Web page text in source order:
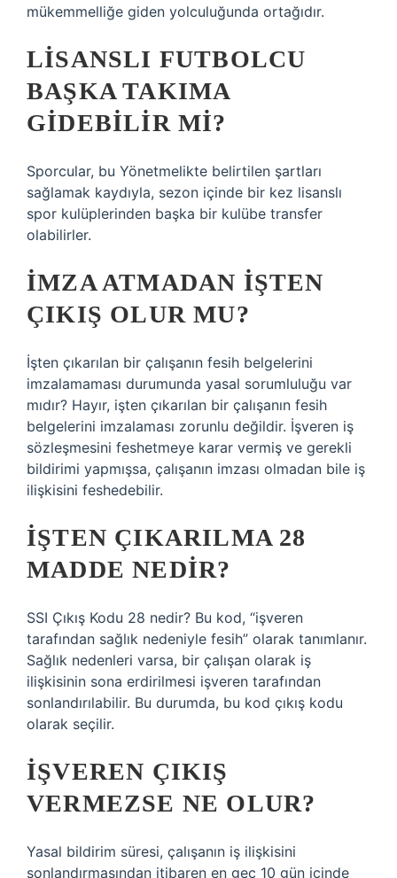
mükemmelliğe giden yolculuğunda ortağıdır.
LISANSLI FUTBOLCU
BAŞKA TAKIMA
GIDEBILIR MI?
Sporcular, bu Yönetmelikte belirtilen şartları
sağlamak kaydıyla, sezon içinde bir kez lisanslı
spor kulüplerinden başka bir kulübe transfer
olabilirler.
İMZA ATMADAN IŞTEN
ÇIKIŞ OLUR MU?
İşten çıkarılan bir çalışanın fesih belgelerini
imzalamaması durumunda yasal sorumluluğu var
mıdır? Hayır, işten çıkarılan bir çalışanın fesih
belgelerini imzalaması zorunlu değildir. İşveren iş
sözleşmesini feshetmeye karar vermiş ve gerekli
bildirimi yapmışsa, çalışanın imzası olmadan bile iş
ilişkisini feshedebilir.
İŞTEN ÇIKARILMA 28
MADDE NEDIR?
SSI Çıkış Kodu 28 nedir? Bu kod, “işveren
tarafından sağlık nedeniyle fesih” olarak tanımlanır.
Sağlık nedenleri varsa, bir çalışan olarak iş
ilişkisinin sona erdirilmesi işveren tarafından
sonlandırılabilir. Bu durumda, bu kod çıkış kodu
olarak seçilir.
İŞVEREN ÇIKIŞ
VERMEZSE NE OLUR?
Yasal bildirim süresi, çalışanın iş ilişkisini
sonlandırmasından itibaren en geç 10 gün içinde